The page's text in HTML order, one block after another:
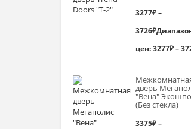
3277₽–
3726₽
цен: 3277₽ –
дверь
"Вена"
(Без стекла)
3375₽–